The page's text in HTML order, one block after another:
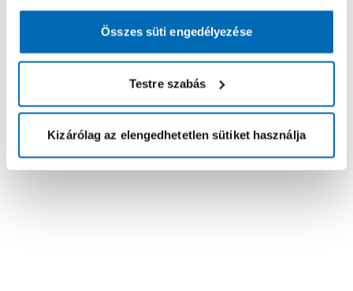
Összes süti engedélyezése
Testre szabás
Kizárólag az elengedhetetlen sütiket használja